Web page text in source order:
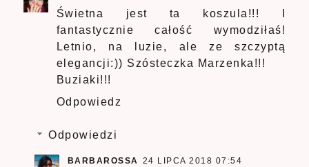
Świetna jest ta koszula!!! I
fantastycznie całość wymodziłaś!
Letnio, na luzie, ale ze szczyptą
elegancji:)) Szósteczka Marzenka!!!
Buziaki!!!
Odpowiedz
Odpowiedzi
BARBAROSSA 24 LIPCA 2018 07:54